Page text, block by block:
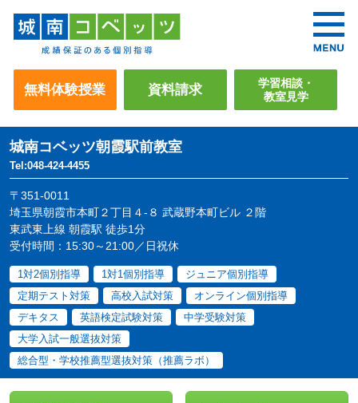
無料体験授業 資料請求
学習相談・
教室見学
城南コベッツ朝霞駅前教室
Tel:048-424-4455
〒351-0011
埼玉県朝霞市本町２丁目４-８ 武蔵野本町ビル ２階
東武東上線 朝霞駅 徒歩1分
受付時間：15:30～21:00／日祝休
1対2個別指導 1対1個別指導
ジュニア個別指導
定期テスト対策
高校入試対策
オンライン個別指導
デキタス
英語検定試験対策
中学受験対策
大学入試一般選抜対策
総合型・学校推薦型選抜対策（推薦ラボ）